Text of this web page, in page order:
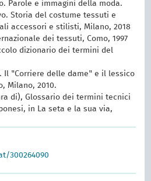
Parole e immagini della moda.
Storia del costume tessuti e
accessori e stilisti, Milano, 2018
dei tessuti, Como, 1997
dizionario dei termini del
Il "Corriere delle dame" e il lessico
Milano, 2010.
di), Glossario dei termini tecnici
in La seta e la sua via,
300264090